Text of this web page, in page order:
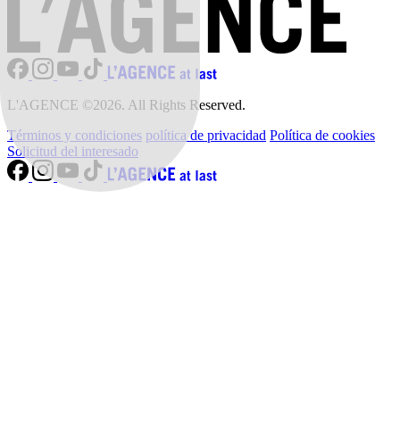
L'AGENCE ©2026. All Rights Reserved.
Términos y condiciones política de privacidad Política de cookies
Solicitud del interesado